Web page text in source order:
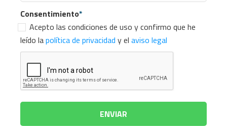
Consentimiento*
Acepto las condiciones de uso y confirmo que he
leído lapolítica de privacidad y el aviso legal